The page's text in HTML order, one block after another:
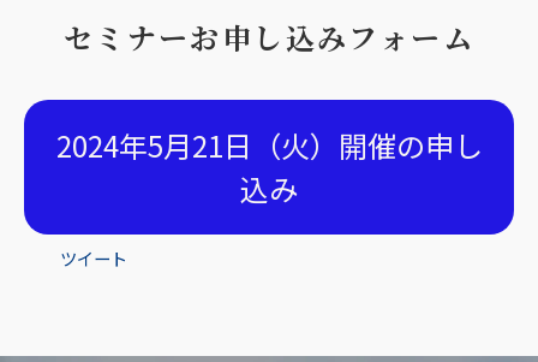
セミナーお申し込みフォーム
2024年5月21日（火）開催の申し
込み
ツイート